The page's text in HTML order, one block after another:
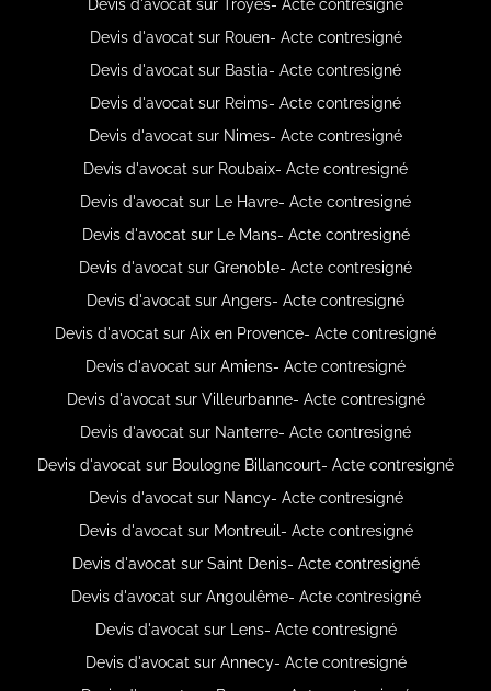
Devis d'avocat sur Troyes- Acte contresigné
Devis d'avocat sur Rouen- Acte contresigné
Devis d'avocat sur Bastia- Acte contresigné
Devis d'avocat sur Reims- Acte contresigné
Devis d'avocat sur Nimes- Acte contresigné
Devis d'avocat sur Roubaix- Acte contresigné
Devis d'avocat sur Le Havre- Acte contresigné
Devis d'avocat sur Le Mans- Acte contresigné
Devis d'avocat sur Grenoble- Acte contresigné
Devis d'avocat sur Angers- Acte contresigné
Devis d'avocat sur Aix en Provence- Acte contresigné
Devis d'avocat sur Amiens- Acte contresigné
Devis d'avocat sur Villeurbanne- Acte contresigné
Devis d'avocat sur Nanterre- Acte contresigné
Devis d'avocat sur Boulogne Billancourt- Acte contresigné
Devis d'avocat sur Nancy- Acte contresigné
Devis d'avocat sur Montreuil- Acte contresigné
Devis d'avocat sur Saint Denis- Acte contresigné
Devis d'avocat sur Angoulême- Acte contresigné
Devis d'avocat sur Lens- Acte contresigné
Devis d'avocat sur Annecy- Acte contresigné